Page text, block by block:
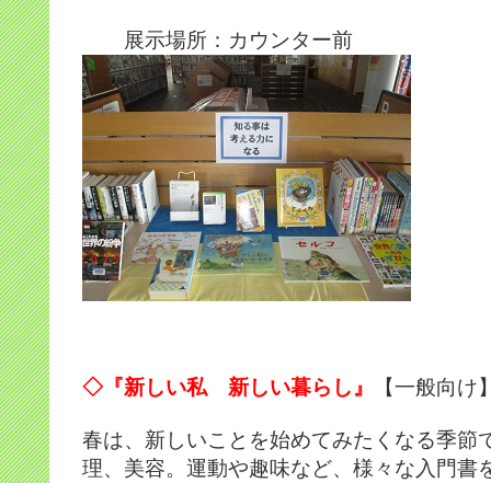
展示場所：カウンター前
◇『新しい私 新しい暮らし』 【一般向け
春は、新しいことを始めてみたくなる季節
理、美容。運動や趣味など、様々な入門書